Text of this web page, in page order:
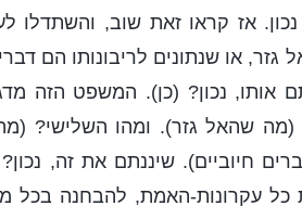
אז קראו זאת שוב, והשתדלו
או שנתונים לריבונותו הם
אותו, נכון? (כן). המשפט הזה
שהאל גזר). ומהו השלישי?
חיוביים). שיננתם את זה,
כל עקרונות-האמת, להבחנה בכל